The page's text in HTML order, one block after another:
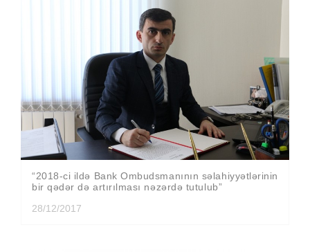
“2018-ci ildə Bank Ombudsmanının səlahiyyətlərinin
bir qədər də artırılması nəzərdə tutulub”
28/12/2017